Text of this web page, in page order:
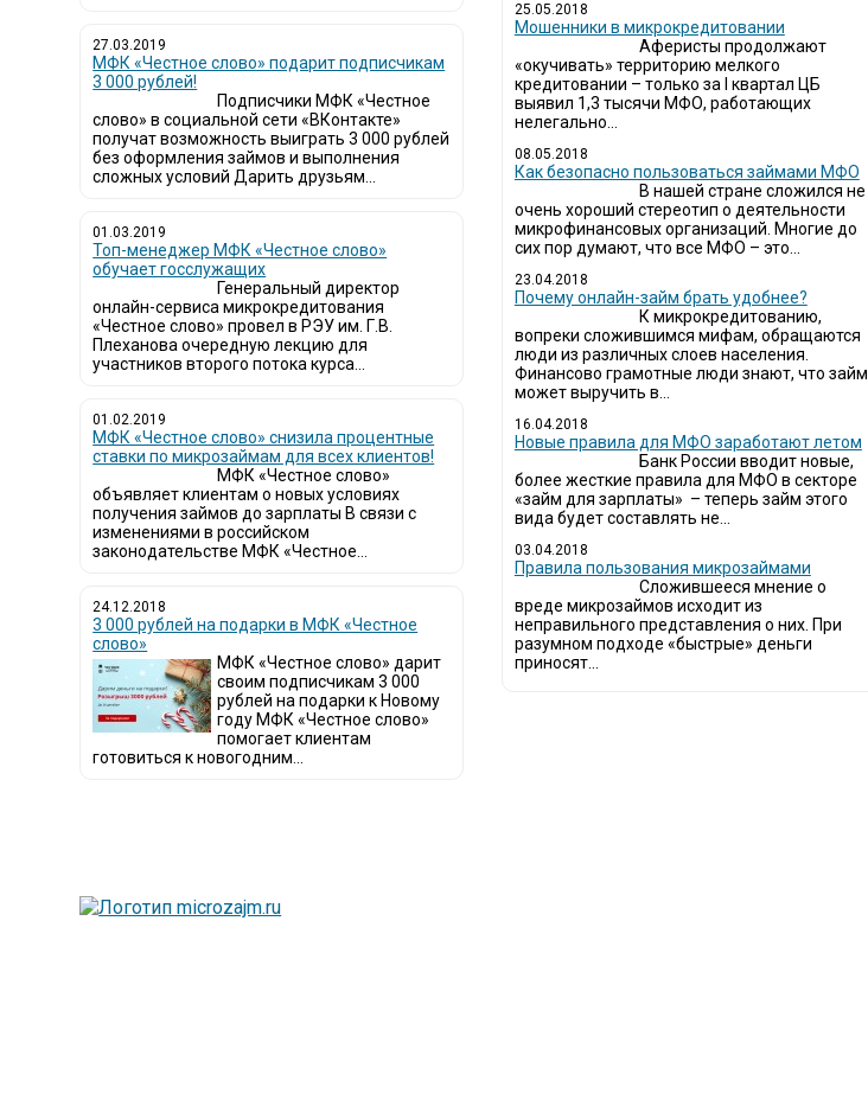
27.03.2019
МФК «Честное слово» подарит подписчикам
3 000 рублей!
Подписчики МФК «Честное
слово» в социальной сети «ВКонтакте»
получат возможность выиграть 3 000 рублей
без оформления займов и выполнения
сложных условий Дарить друзьям...
01.03.2019
Топ-менеджер МФК «Честное слово»
обучает госслужащих
Генеральный директор
онлайн-сервиса микрокредитования
«Честное слово» провел в РЭУ им. Г.В.
Плеханова очередную лекцию для
участников второго потока курса...
01.02.2019
МФК «Честное слово» снизила процентные
ставки по микрозаймам для всех клиентов!
МФК «Честное слово»
объявляет клиентам о новых условиях
получения займов до зарплаты В связи с
изменениями в российском
законодательстве МФК «Честное...
24.12.2018
3 000 рублей на подарки в МФК «Честное
слово»
МФК «Честное слово» дарит
своим подписчикам 3 000
рублей на подарки к Новому
году МФК «Честное слово»
помогает клиентам
готовиться к новогодним...
25.05.2018
Мошенники в микрокредитовании
Аферисты продолжают
«окучивать» территорию мелкого
кредитовании – только за I квартал ЦБ
выявил 1,3 тысячи МФО, работающих
нелегально...
08.05.2018
Как безопасно пользоваться займами МФО
В нашей стране сложился не
очень хороший стереотип о деятельности
микрофинансовых организаций. Многие до
сих пор думают, что все МФО – это...
23.04.2018
Почему онлайн-займ брать удобнее?
К микрокредитованию,
вопреки сложившимся мифам, обращаются
люди из различных слоев населения.
Финансово грамотные люди знают, что займ
может выручить в...
16.04.2018
Новые правила для МФО заработают летом
Банк России вводит новые,
более жесткие правила для МФО в секторе
«займ для зарплаты» – теперь займ этого
вида будет составлять не...
03.04.2018
​Правила пользования микрозаймами
Сложившееся мнение о
вреде микрозаймов исходит из
неправильного представления о них. При
разумном подходе «быстрые» деньги
приносят...